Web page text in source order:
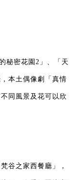
秘密花園2」、「天
本土偶像劇「真情
同風景及花可以欣
谷之家西餐廳」，